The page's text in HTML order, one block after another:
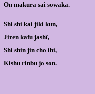
On makura sai sowaka.
Shi shi kai jiki kun,
Jiren kafu jashî,
Shi shin jin cho ihi,
Kishu rinbu jo son.